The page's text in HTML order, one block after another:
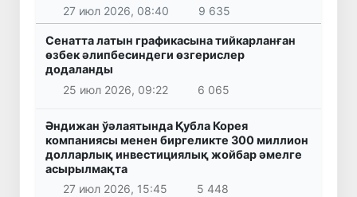
27 июл 2026, 08:40 9 635
Сенатта латын графикасына тийкарланған
өзбек әлипбесиндеги өзгерислер
додаланды
25 июл 2026, 09:22
6 065
Әндижан ўәлаятында Қубла Корея
компаниясы менен биргеликте 300 миллион
долларлық инвестициялық жойбар әмелге
асырылмақта
27 июл 2026, 15:45
5 448